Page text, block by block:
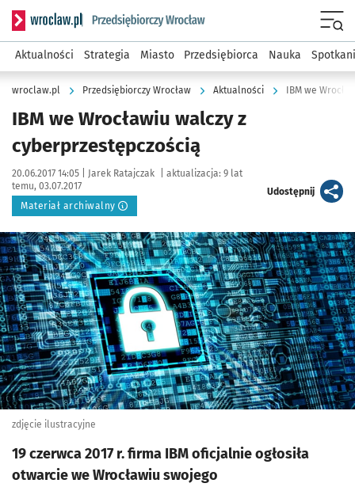
Serwis informacyjny wroclaw.pl podserwis: Strategia
Aktualności Strategia Miasto Przedsiębiorca Nauka
wroclaw.pl Przedsiębiorczy Wrocław Aktualności IBM we
IBM we Wrocławiu walczy z
cyberprzestępczością
Data publikacji:
20.06.2017 14:05 | Autor:
Jarek Ratajczak aktualizacja: 9 lat
temu, 03.07.2017
Materiał archiwalny
Udostępnijartykuł
Kliknij, aby powiększyć
zdjęcie ilustracyjne
19 czerwca 2017 r. firma IBM oficjalnie ogłosiła
otwarcie we Wrocławiu swojego